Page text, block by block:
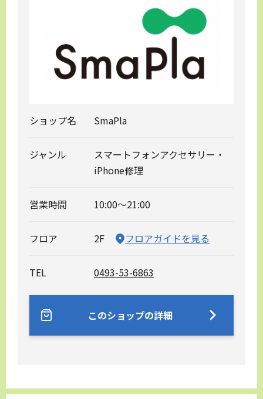
ショップ名 SmaPla
ジャンル
スマートフォンアクセサリー・
iPhone修理
営業時間 10:00～21:00
フロア 2F フロアガイドを見る
TEL 0493-53-6863
このショップの詳細